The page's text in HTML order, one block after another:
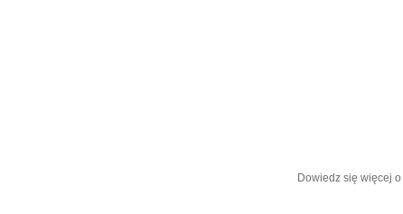
Dowiedz się więcej o